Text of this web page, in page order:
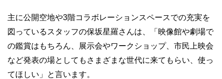
主に公開空地や3階コラボレーションスペースでの充実を
図っているスタッフの保坂星羅さんは、「映像館や劇場で
の鑑賞はもちろん、展示会やワークショップ、市民上映会
など発表の場としてもさまざまな世代に来てもらい、使っ
てほしい」と言います。